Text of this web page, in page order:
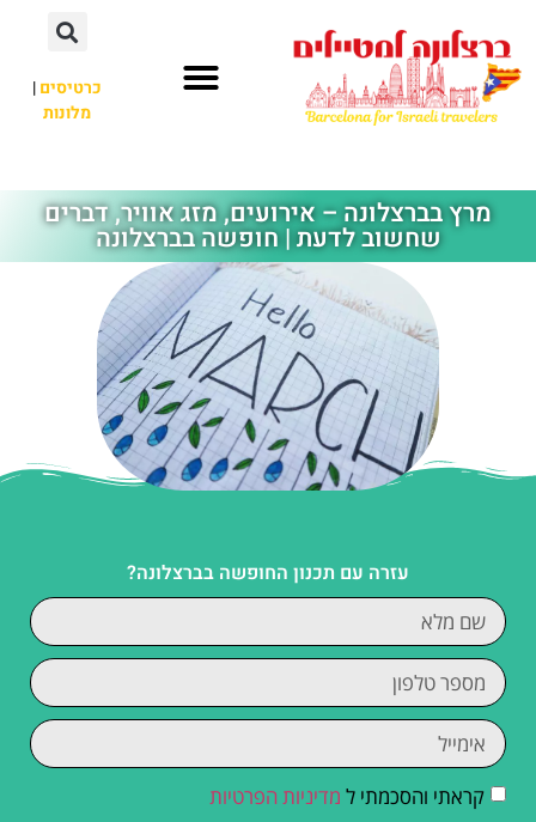
כרטיסים|
מלונות
מרץ בברצלונה – אירועים, מזג אוויר, דברים
שחשוב לדעת | חופשה בברצלונה
עזרה עם תכנון החופשה בברצלונה?
קראתי והסכמתי ל מדיניות הפרטיות